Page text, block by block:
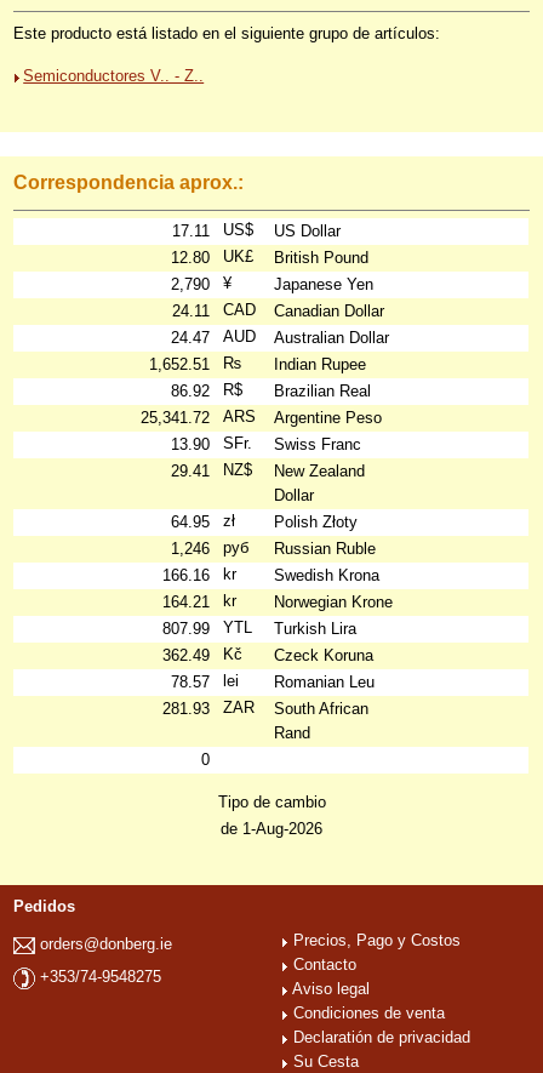
Este producto está listado en el siguiente grupo de artículos:
Semiconductores V.. - Z..
Correspondencia aprox.:
17.11 US$
US Dollar
12.80
UK£
British Pound
2,790
¥
Japanese Yen
24.11
CAD
Canadian Dollar
24.47
AUD
Australian Dollar
1,652.51
₨
Indian Rupee
86.92
R$
Brazilian Real
25,341.72
ARS
Argentine Peso
13.90
SFr.
Swiss Franc
29.41
NZ$
New Zealand
Dollar
64.95
zł
Polish Złoty
1,246
руб
Russian Ruble
166.16
kr
Swedish Krona
164.21
kr
Norwegian Krone
807.99
YTL
Turkish Lira
362.49
Kč
Czeck Koruna
78.57
lei
Romanian Leu
281.93
ZAR
South African
Rand
0
Tipo de cambio
de 1-Aug-2026
Pedidos
orders@donberg.ie
+353/74-9548275
Precios, Pago y Costos
Contacto
Aviso legal
Condiciones de venta
Declaratión de privacidad
Su Cesta